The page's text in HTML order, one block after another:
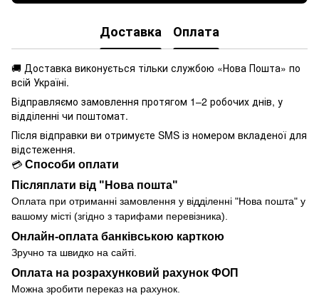
Доставка Оплата
🚚 Доставка виконується тільки службою «Нова Пошта» по
всій Україні.
Відправляємо замовлення протягом 1–2 робочих днів, у
відділенні чи поштомат.
Після відправки ви отримуєте SMS із номером вкладеної для
відстеження.
💳 Способи оплати
Післяплати від "Нова пошта"
Оплата при отриманні замовлення у відділенні "Нова пошта" у
вашому місті (згідно з тарифами перевізника).
Онлайн-оплата банківською карткою
Зручно та швидко на сайті.
Оплата на розрахунковий рахунок ФОП
Можна зробити переказ на рахунок.